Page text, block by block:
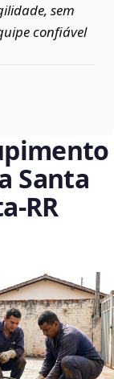
sem
confiável
Santa